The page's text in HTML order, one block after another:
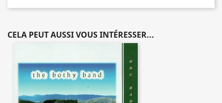
CELA PEUT AUSSI VOUS INTÉRESSER...